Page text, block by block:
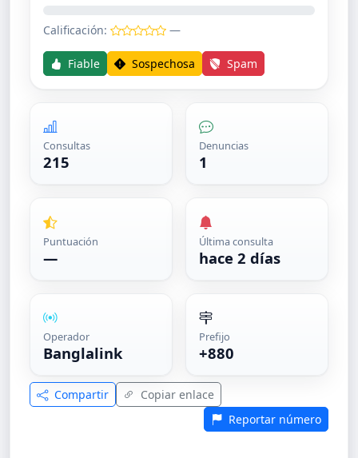
Calificación: —
Fiable Sospechosa Spam
Consultas
215
Denuncias
1
Puntuación
—
Última consulta
hace 2 días
Operador
Banglalink
Prefijo
+880
Compartir
Copiar enlace
Reportar número